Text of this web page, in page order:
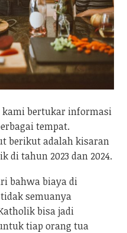
bertukar informasi
tempat.
berikut adalah kisaran
di tahun 2023 dan 2024.
bahwa biaya di
semuanya
bisa jadi
tiap orang tua